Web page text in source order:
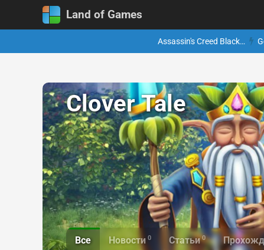
Land of Games
Assassin's Creed Black…
Clover Tale
Все Новости 0 Статьи 0